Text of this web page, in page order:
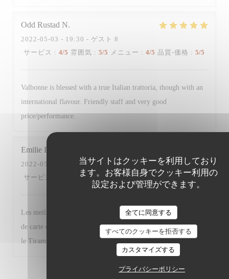
当サイトはクッキーを利用しており
ます。お客様自身でクッキー利用の
設定および管理ができます。
全てに同意する
すべてのクッキーを拒否する
カスタマイズする
プライバシーポリシー
Odd Rustad N
2022-05-03 - 19:30 - ゲスト 8
サービス : 4/5 雰囲気 : 5/5 メニュー : 4/5 品質-価格 : 5/5
Valbonne is blessed with a true Italian trattoria, though with an
international flavour. Friendly staff and very good
price/performance.
Emilie B
2022-05-03
- 19:30 - ゲスト 7
サービス
雰囲気: 5 /5 メニュー: 5 /5 品質-価格 : 4/5
Les meilleurs plats n’étaient déjà plus disponibles + changement
de carte des desserts (moins de choix et produits basiques à part
le Tiramisù). Très bon restaurant malgré tout.
3